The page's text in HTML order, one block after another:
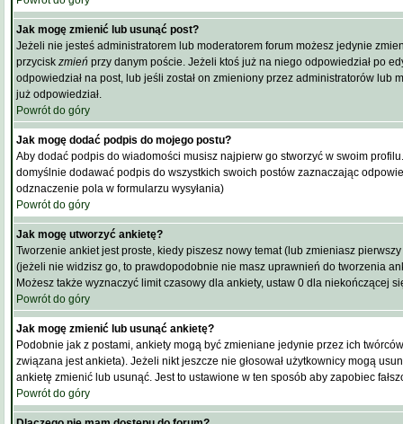
Jak mogę zmienić lub usunąć post?
Jeżeli nie jesteś administratorem lub moderatorem forum możesz jedynie
przycisk zmień przy danym poście. Jeżeli ktoś już na niego odpowiedział po
odpowiedział na post, lub jeśli został on zmieniony przez administratorów
już odpowiedział.
Powrót do góry
Jak mogę dodać podpis do mojego postu?
Aby dodać podpis do wiadomości musisz najpierw go stworzyć w swoim
domyślnie dodawać podpis do wszystkich swoich postów zaznaczając
odznaczenie pola w formularzu wysyłania)
Powrót do góry
Jak mogę utworzyć ankietę?
Tworzenie ankiet jest proste, kiedy piszesz nowy temat (lub zmieniasz
(jeżeli nie widzisz go, to prawdopodobnie nie masz uprawnień do tworzenia
Możesz także wyznaczyć limit czasowy dla ankiety, ustaw 0 dla niekończącej
Powrót do góry
Jak mogę zmienić lub usunąć ankietę?
Podobnie jak z postami, ankiety mogą być zmieniane jedynie przez ich
związana jest ankieta). Jeżeli nikt jeszcze nie głosował użytkownicy mogą
ankietę zmienić lub usunąć. Jest to ustawione w ten sposób aby zapobiec
Powrót do góry